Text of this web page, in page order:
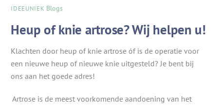
IDEEUNIEK Blogs
Heup of knie artrose? Wij helpen u!
Klachten door heup of knie artrose óf is de operatie voor
een nieuwe heup of nieuwe knie uitgesteld? Je bent bij
ons aan het goede adres!
Artrose is de meest voorkomende aandoening van het